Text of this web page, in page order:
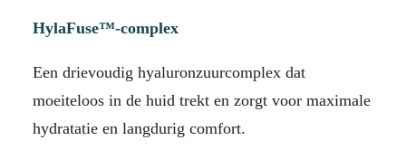
HylaFuse™-complex
Een drievoudig hyaluronzuurcomplex dat
moeiteloos in de huid trekt en zorgt voor maximale
hydratatie en langdurig comfort.